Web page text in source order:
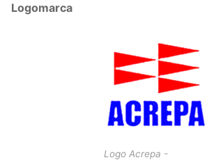
Logomarca
Logo Acrepa -